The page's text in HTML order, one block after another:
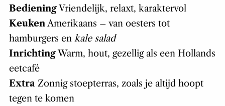
BedieningVriendelijk, relaxt, karaktervol
KeukenAmerikaans – van oesters tot
hamburgers en kale salad
InrichtingWarm, hout, gezellig als een Hollands
eetcafé
ExtraZonnig stoepterras, zoals je altijd hoopt
tegen te komen